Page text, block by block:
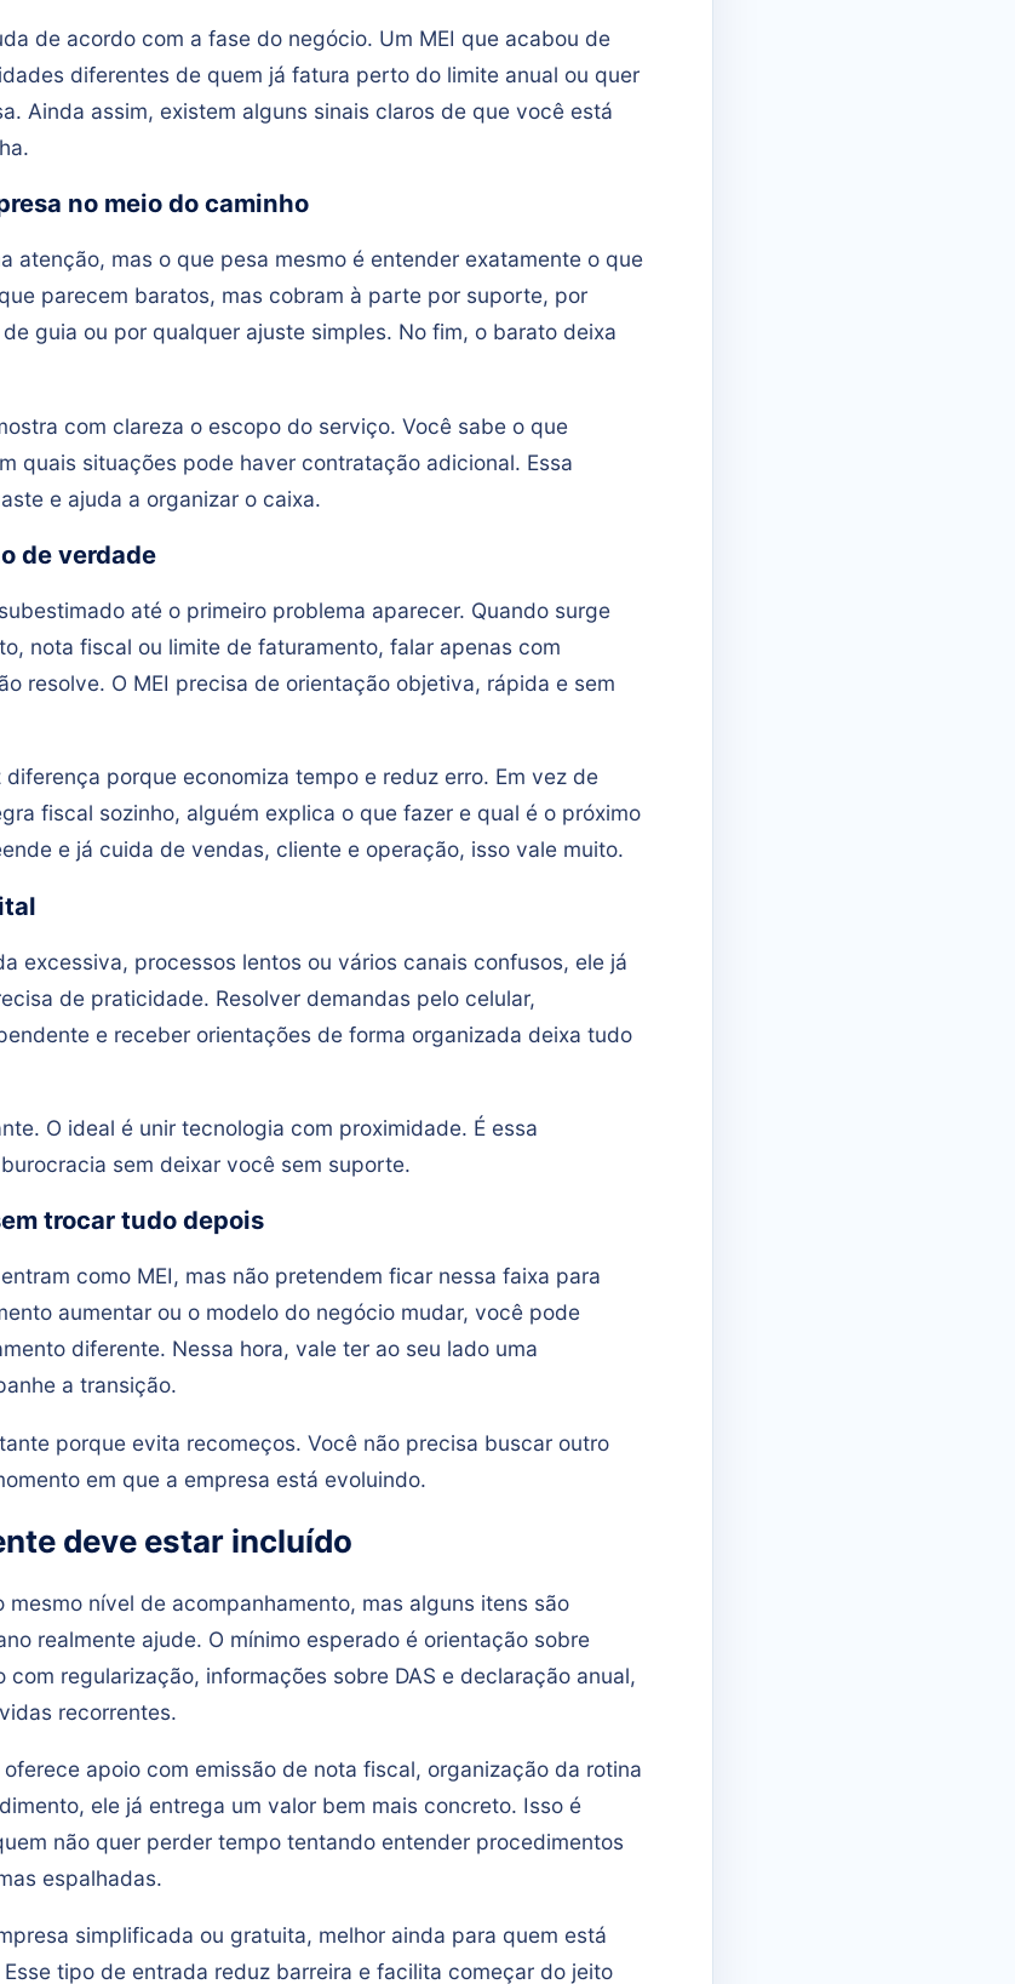
de acordo com a fase do negócio. Um MEI que acabou de
diferentes de quem já fatura perto do limite anual ou quer
Ainda assim, existem alguns sinais claros de que você está
no meio do caminho
atenção, mas o que pesa mesmo é entender exatamente o que
parecem baratos, mas cobram à parte por suporte, por
guia ou por qualquer ajuste simples. No fim, o barato deixa
com clareza o escopo do serviço. Você sabe o que
quais situações pode haver contratação adicional. Essa
e ajuda a organizar o caixa.
de verdade
até o primeiro problema aparecer. Quando surge
nota fiscal ou limite de faturamento, falar apenas com
resolve. O MEI precisa de orientação objetiva, rápida e sem
porque economiza tempo e reduz erro. Em vez de
fiscal sozinho, alguém explica o que fazer e qual é o próximo
e já cuida de vendas, cliente e operação, isso vale muito.
excessiva, processos lentos ou vários canais confusos, ele já
de praticidade. Resolver demandas pelo celular,
e receber orientações de forma organizada deixa tudo
O ideal é unir tecnologia com proximidade. É essa
sem deixar você sem suporte.
trocar tudo depois
como MEI, mas não pretendem ficar nessa faixa para
aumentar ou o modelo do negócio mudar, você pode
diferente. Nessa hora, vale ter ao seu lado uma
a transição.
porque evita recomeços. Você não precisa buscar outro
em que a empresa está evoluindo.
deve estar incluído
mesmo nível de acompanhamento, mas alguns itens são
realmente ajude. O mínimo esperado é orientação sobre
com regularização, informações sobre DAS e declaração anual,
recorrentes.
apoio com emissão de nota fiscal, organização da rotina
ele já entrega um valor bem mais concreto. Isso é
não quer perder tempo tentando entender procedimentos
espalhadas.
simplificada ou gratuita, melhor ainda para quem está
tipo de entrada reduz barreira e facilita começar do jeito